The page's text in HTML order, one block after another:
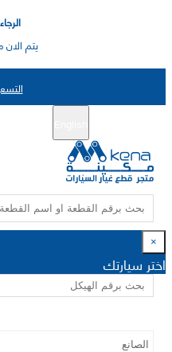
يتم
×
اختر سيارتك